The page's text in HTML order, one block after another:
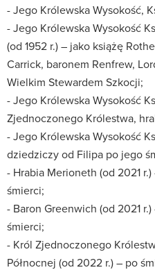
- Jego Królewska Wysokość,
- Jego Królewska Wysokość
(od 1952 r.) – jako książę
Carrick, baronem Renfrew,
Wielkim Stewardem Szkocji;
- Jego Królewska Wysokość
Zjednoczonego Królestwa,
- Jego Królewska Wysokość
dziedziczy od Filipa po jego
- Hrabia Merioneth (od 2021
śmierci;
- Baron Greenwich (od 2021
śmierci;
- Król Zjednoczonego
Północnej (od 2022 r.) – po